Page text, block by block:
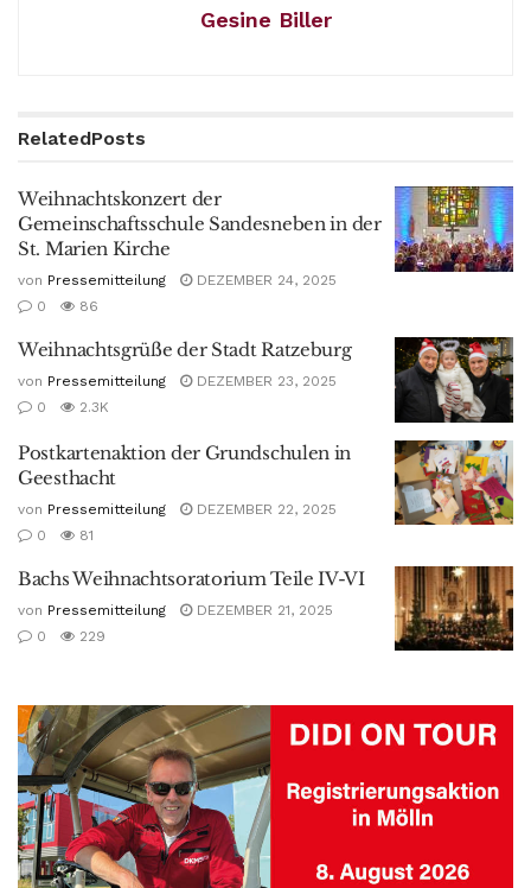
Gesine Biller
RelatedPosts
Weihnachtskonzert der
Gemeinschaftsschule Sandesneben in der
St. Marien Kirche
von Pressemitteilung
DEZEMBER 24, 2025
0
86
Weihnachtsgrüße der Stadt Ratzeburg
von Pressemitteilung
DEZEMBER 23, 2025
0
2.3K
Postkartenaktion der Grundschulen in
Geesthacht
von Pressemitteilung
DEZEMBER 22, 2025
0
81
Bachs Weihnachtsoratorium Teile IV-VI
von Pressemitteilung
DEZEMBER 21, 2025
0
229